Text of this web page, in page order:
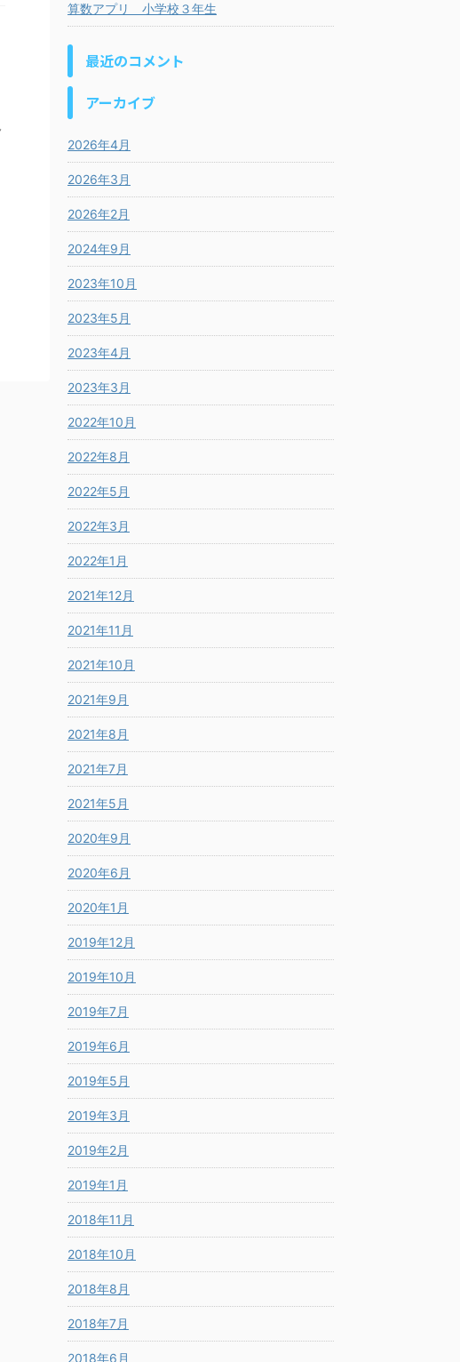
算数アプリ 小学校３年生
最近のコメント
アーカイブ
2026年4月
2026年3月
2026年2月
2024年9月
2023年10月
2023年5月
2023年4月
2023年3月
2022年10月
2022年8月
2022年5月
2022年3月
2022年1月
2021年12月
2021年11月
2021年10月
2021年9月
2021年8月
2021年7月
2021年5月
2020年9月
2020年6月
2020年1月
2019年12月
2019年10月
2019年7月
2019年6月
2019年5月
2019年3月
2019年2月
2019年1月
2018年11月
2018年10月
2018年8月
2018年7月
2018年6月